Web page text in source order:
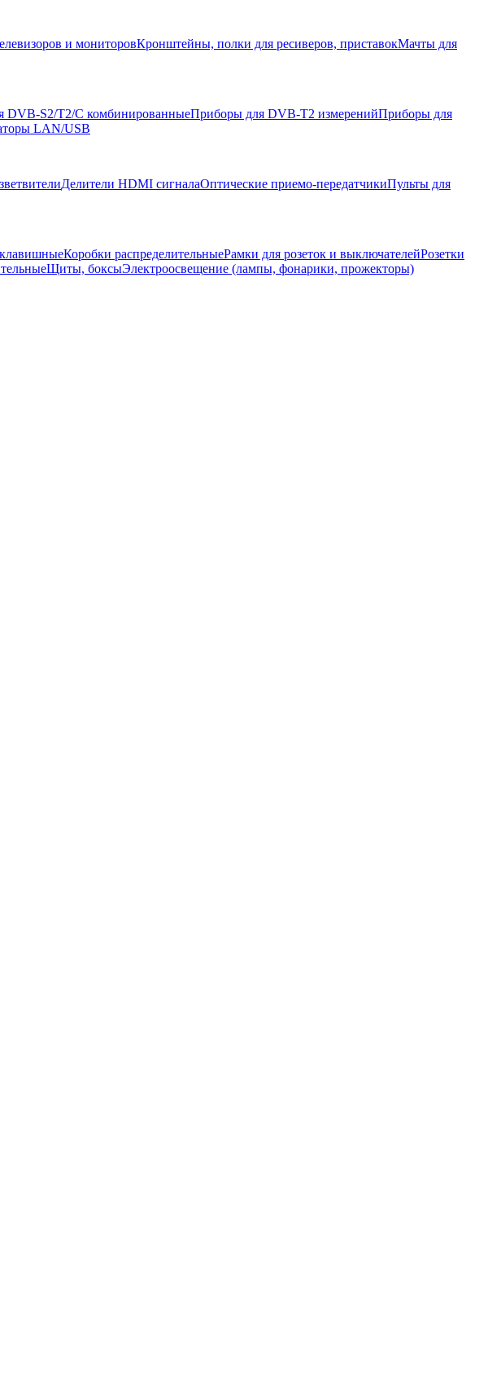
и мониторовКронштейны, полки для ресиверов, приставокМачты для
DVB-S2/T2/C комбинированныеПриборы для DVB-T2 измеренийПриборы для
LAN/USB
Делители HDMI сигналаОптические приемо-передатчикиПульты для
Коробки распределительныеРамки для розеток и выключателейРозетки
Щиты, боксыЭлектроосвещение (лампы, фонарики, прожекторы)